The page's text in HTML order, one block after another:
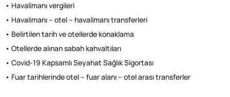
• Havalimanı vergileri
• Havalimanı – otel – havalimanı transferleri
• Belirtilen tarih ve otellerde konaklama
• Otellerde alınan sabah kahvaltıları
• Covid-19 Kapsamlı Seyahat Sağlık Sigortası
• Fuar tarihlerinde otel – fuar alanı – otel arası transferler